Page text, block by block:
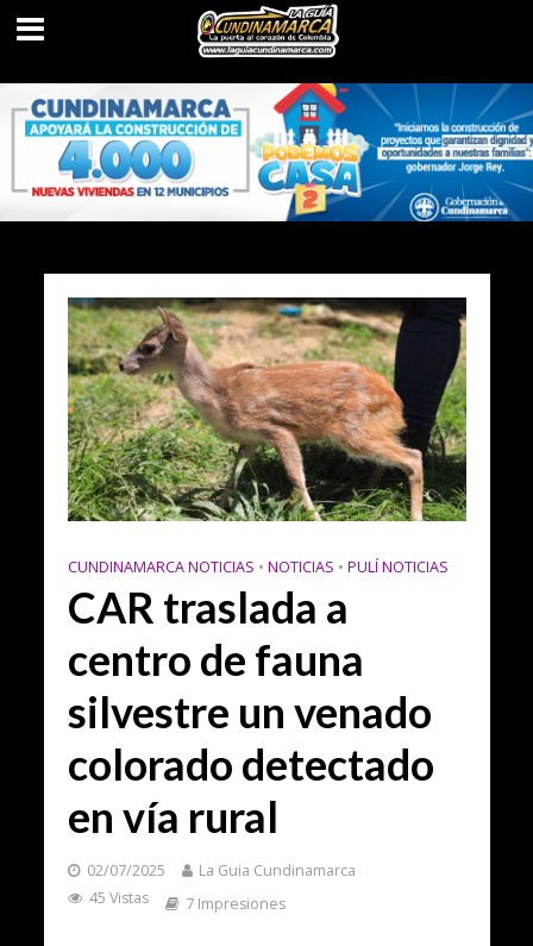
CUNDINAMARCA NOTICIAS • NOTICIAS • PULÍ NOTICIAS
CAR traslada a
centro de fauna
silvestre un venado
colorado detectado
en vía rural
02/07/2025
La Guia Cundinamarca
45 Vistas
7 Impresiones